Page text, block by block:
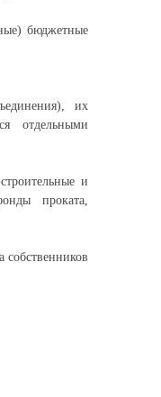
бюджетные
их
отдельными
и
проката,
собственников